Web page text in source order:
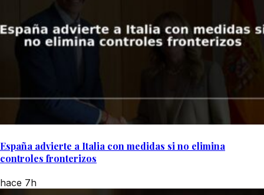
España advierte a Italia con medidas si no elimina
controles fronterizos
hace 7h